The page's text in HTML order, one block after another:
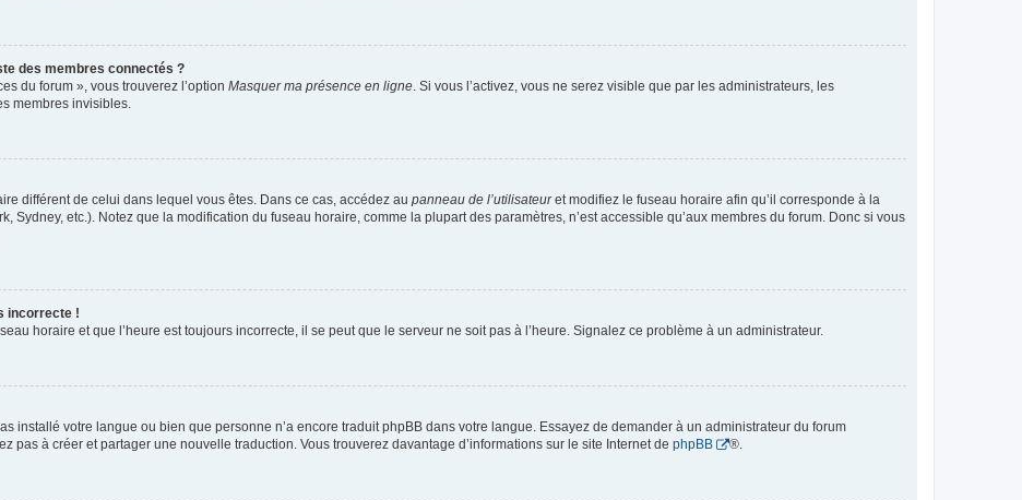
des membres connectés ?
du forum », vous trouverez l’option Masquer ma présence en ligne. Si vous l’activez, vous ne serez visible que par les administrateurs, les
membres invisibles.
différent de celui dans lequel vous êtes. Dans ce cas, accédez au panneau de l’utilisateuret modifiez le fuseau horaire afin qu’il corresponde à la
Sydney, etc.). Notez que la modification du fuseau horaire, comme la plupart des paramètres, n’est accessible qu’aux membres du forum. Donc si vous
incorrecte !
horaire et que l’heure est toujours incorrecte, il se peut que le serveur ne soit pas à l’heure. Signalez ce problème à un administrateur.
installé votre langue ou bien que personne n’a encore traduit phpBB dans votre langue. Essayez de demander à un administrateur du forum
pas à créer et partager une nouvelle traduction. Vous trouverez davantage d’informations sur le site Internet de phpBB ®.